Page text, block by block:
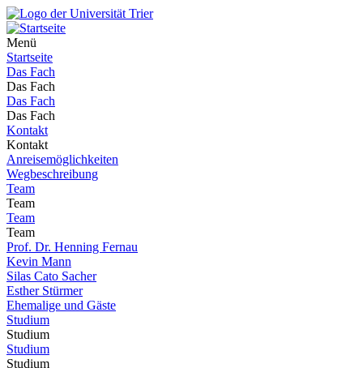
Menü
Startseite
Das Fach
Das Fach
Das Fach
Das Fach
Kontakt
Kontakt
Anreisemöglichkeiten
Wegbeschreibung
Team
Team
Team
Team
Prof. Dr. Henning Fernau
Kevin Mann
Silas Cato Sacher
Esther Stürmer
Ehemalige und Gäste
Studium
Studium
Studium
Studium